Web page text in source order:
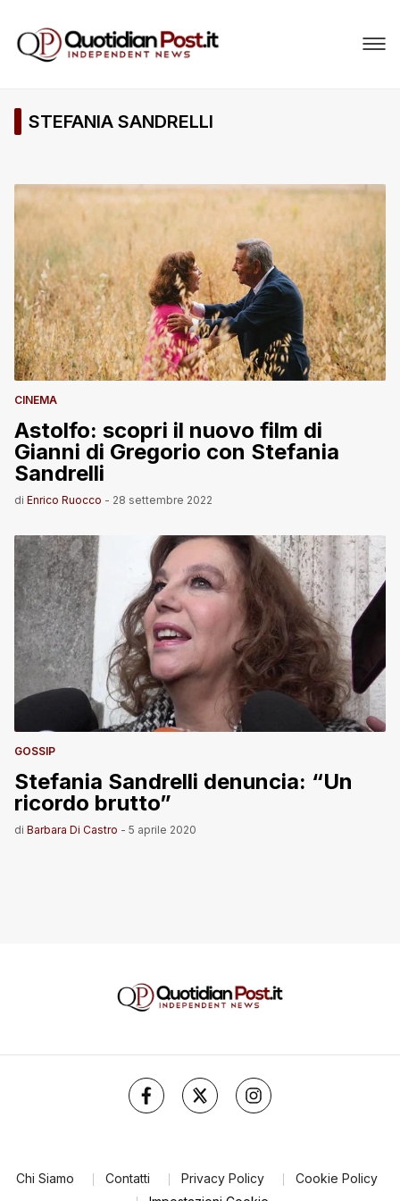
STEFANIA SANDRELLI
CINEMA
Astolfo: scopri il nuovo film di
Gianni di Gregorio con Stefania
Sandrelli
di Enrico Ruocco - 28 settembre 2022
GOSSIP
Stefania Sandrelli denuncia: “Un
ricordo brutto”
di Barbara Di Castro - 5 aprile 2020
Chi Siamo Contatti Privacy Policy
Cookie Policy